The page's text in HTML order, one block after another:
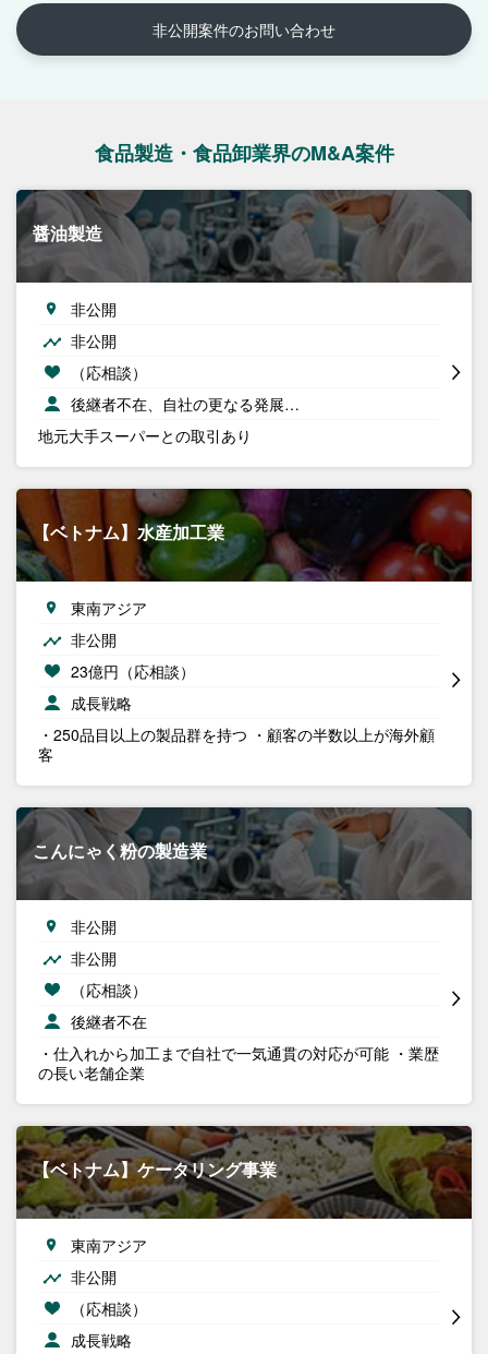
非公開案件のお問い合わせ
食品製造・食品卸業界のM&A案件
醤油製造
非公開
非公開
（応相談）
後継者不在、自社の更なる発展…
地元大手スーパーとの取引あり
【ベトナム】水産加工業
東南アジア
非公開
23億円（応相談）
成長戦略
・250品目以上の製品群を持つ ・顧客の半数以上が海外顧
客
こんにゃく粉の製造業
非公開
非公開
（応相談）
後継者不在
・仕入れから加工まで自社で一気通貫の対応が可能 ・業歴
の長い老舗企業
【ベトナム】ケータリング事業
東南アジア
非公開
（応相談）
成長戦略